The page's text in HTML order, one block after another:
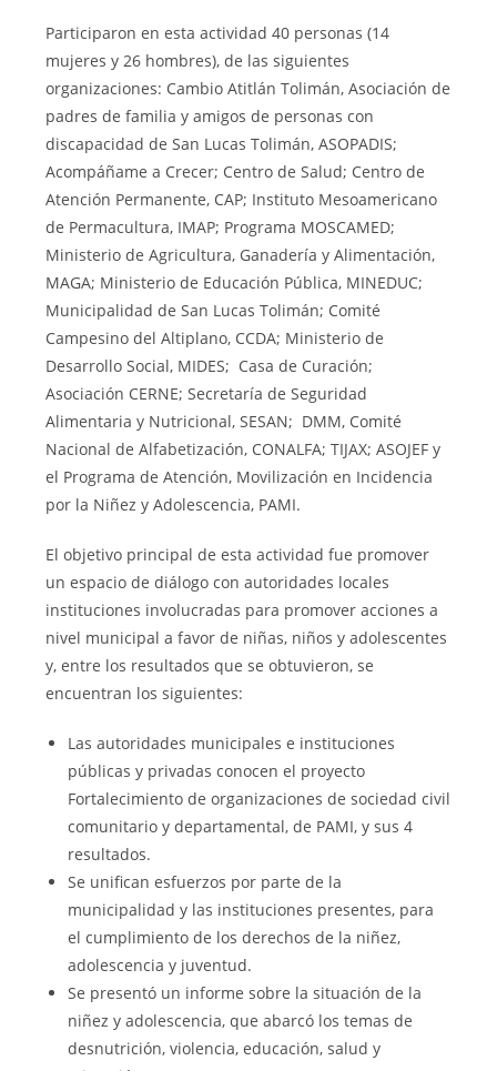
Participaron en esta actividad 40 personas (14
mujeres y 26 hombres), de las siguientes
organizaciones: Cambio Atitlán Tolimán, Asociación de
padres de familia y amigos de personas con
discapacidad de San Lucas Tolimán, ASOPADIS;
Acompáñame a Crecer; Centro de Salud; Centro de
Atención Permanente, CAP; Instituto Mesoamericano
de Permacultura, IMAP; Programa MOSCAMED;
Ministerio de Agricultura, Ganadería y Alimentación,
MAGA; Ministerio de Educación Pública, MINEDUC;
Municipalidad de San Lucas Tolimán; Comité
Campesino del Altiplano, CCDA; Ministerio de
Desarrollo Social, MIDES; Casa de Curación;
Asociación CERNE; Secretaría de Seguridad
Alimentaria y Nutricional, SESAN; DMM, Comité
Nacional de Alfabetización, CONALFA; TIJAX; ASOJEF y
el Programa de Atención, Movilización en Incidencia
por la Niñez y Adolescencia, PAMI.
El objetivo principal de esta actividad fue promover
un espacio de diálogo con autoridades locales
instituciones involucradas para promover acciones a
nivel municipal a favor de niñas, niños y adolescentes
y, entre los resultados que se obtuvieron, se
encuentran los siguientes:
Las autoridades municipales e instituciones
públicas y privadas conocen el proyecto
Fortalecimiento de organizaciones de sociedad civil
comunitario y departamental, de PAMI, y sus 4
resultados.
Se unifican esfuerzos por parte de la
municipalidad y las instituciones presentes, para
el cumplimiento de los derechos de la niñez,
adolescencia y juventud.
Se presentó un informe sobre la situación de la
niñez y adolescencia, que abarcó los temas de
desnutrición, violencia, educación, salud y